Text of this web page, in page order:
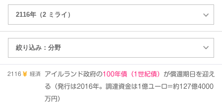
2116 経済 アイルランド政府の100年債（1世紀債） が償還期日を迎え
る（発行は2016年。調達資金は1億ユーロ=約127億4000
万円）